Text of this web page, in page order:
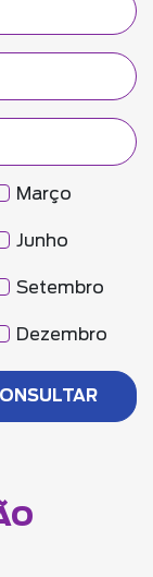
Março
Junho
Setembro
Dezembro